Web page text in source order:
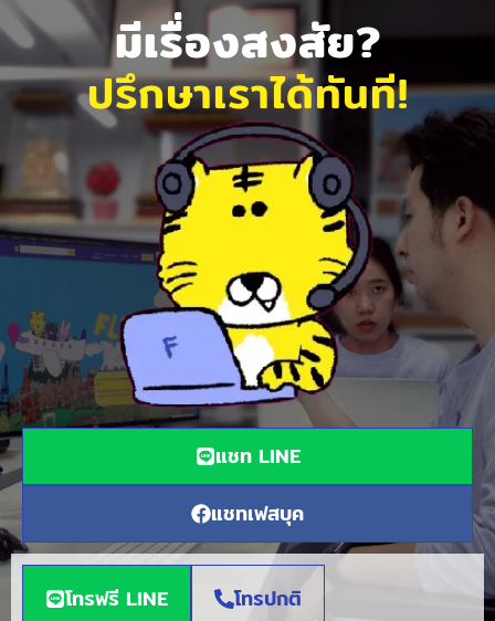
มีเรื่องสงสัย?
ปรึกษาเราได้ทันที!
แชท LINE
แชทเฟสบุค
โทรฟรี LINE โทรปกติ